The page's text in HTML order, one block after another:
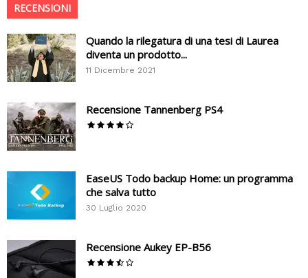
RECENSIONI
Quando la rilegatura di una tesi di Laurea
diventa un prodotto...
11 Dicembre 2021
Recensione Tannenberg PS4
EaseUS Todo backup Home: un programma
che salva tutto
30 Luglio 2020
Recensione Aukey EP-B56